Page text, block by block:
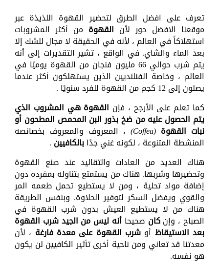
تعرف على افضل الطرق لتحضير القهوة اللذيذة عبر
موقعنا الافضل حور لأن القهوة من أكثر المشروبات
استهلاكاً في العالم ، لأنه في الحقيقة لا مجال للشك إلا
بعد الماء والشاي. في الواقع ، تشير التقديرات إلى أنه
يتم شرب حوالي 66 مليون فنجان من القهوة يوميًا في
العالم ، وخاصة الفنلنديين الذين يستهلكون أكثر عندما
يصلون إلى 12 كجم من القهوة للفرد سنويًا .
كما تعلم على الأرجح ، فإن القهوة هي المشروب الذي
يتم الحصول عليه من ضخ بذور البن المحمص المطحون أو
نبات القهوة (Coffea) ، المعروف والمعروف بخصائصه
المنشطة المتنوعة ، لكونه غني جدًابالكافيين .
هناك العديد من العادات والتقاليد عند صنع القهوة
وتحضيرها وشربها. هناك من يستمتع بتناوله بمفرده دون
إضافة مواد تحلية ، ومن لا يستطيع تحمل طعمه المر
والقوي ويفضل السكر لتوفير الحلاوة. وبنفس الطريقة
هناك من لا يستطيع العيش بدون شرب القهوة في
الصباح ، وإنكان صحيحا أنه ليس من الجيد شرب القهوة
بعد الاستيقاظ أو شرب القهوة على معدة فارغة ، لأن
معدتنا قد تعاني ومن ناحية أخرى تأثير الكافيين لن يكون
هو نفسه.